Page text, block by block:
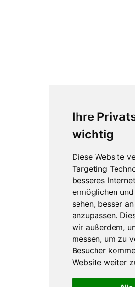
Ihre
wichtig
Diese Website
Targeting
besseres
ermöglichen
sehen, besser
anzupassen.
wir außerdem,
messen, um zu
Besucher
Website weiter